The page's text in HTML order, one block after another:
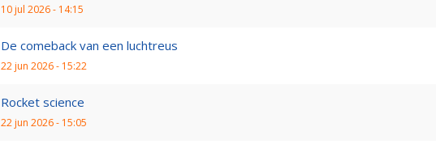
10 jul 2026 - 14:15
De comeback van een luchtreus
22 jun 2026 - 15:22
Rocket science
22 jun 2026 - 15:05